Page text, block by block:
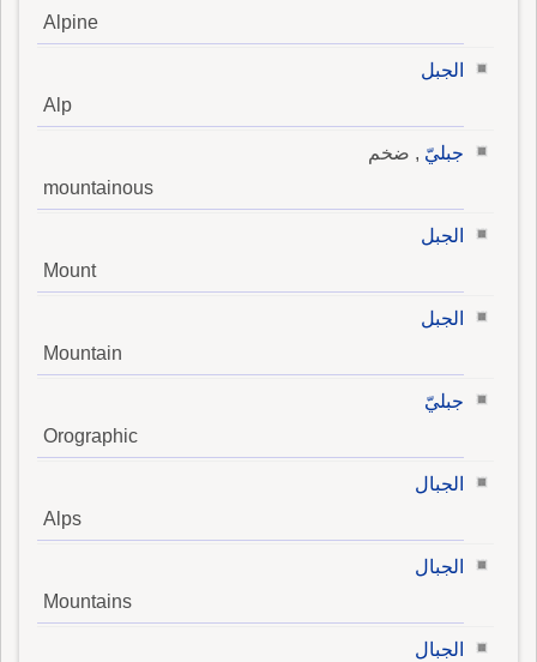
Alpine
الجبل
Alp
جبليّ , ضخم
mountainous
الجبل
Mount
الجبل
Mountain
جبليّ
Orographic
الجبال
Alps
الجبال
Mountains
الجبال